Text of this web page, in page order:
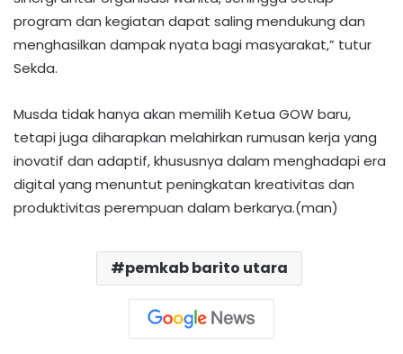
program dan kegiatan dapat saling mendukung dan
menghasilkan dampak nyata bagi masyarakat,” tutur
Sekda.
Musda tidak hanya akan memilih Ketua GOW baru,
tetapi juga diharapkan melahirkan rumusan kerja yang
inovatif dan adaptif, khususnya dalam menghadapi era
digital yang menuntut peningkatan kreativitas dan
produktivitas perempuan dalam berkarya.(man)
pemkab barito utara